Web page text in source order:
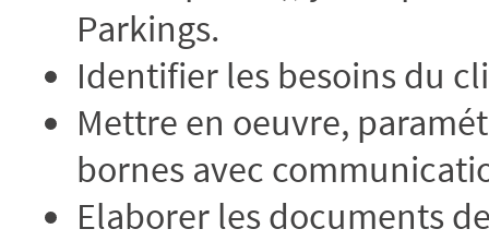
Parkings.
Identifier les besoins du
Mettre en oeuvre,
bornes avec
Elaborer les documents